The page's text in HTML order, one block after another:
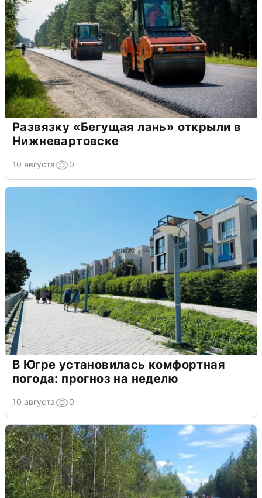
Развязку «Бегущая лань» открыли в
Нижневартовске
10 августа 0
В Югре установилась комфортная
погода: прогноз на неделю
10 августа 0